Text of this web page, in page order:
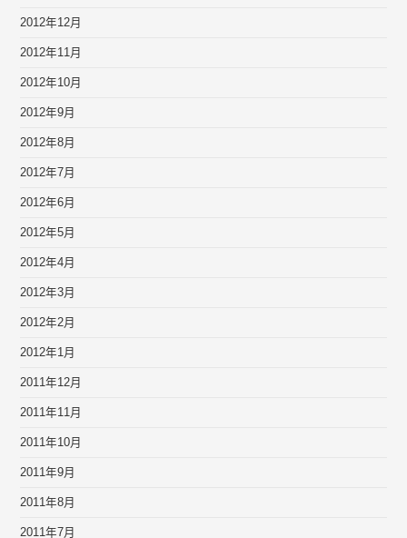
2012年12月
2012年11月
2012年10月
2012年9月
2012年8月
2012年7月
2012年6月
2012年5月
2012年4月
2012年3月
2012年2月
2012年1月
2011年12月
2011年11月
2011年10月
2011年9月
2011年8月
2011年7月